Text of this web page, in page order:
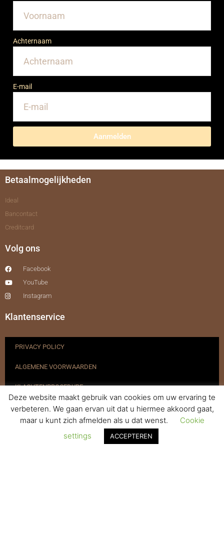
Achternaam
E-mail
Aanmelden
Betaalmogelijkheden
Ideal
Bancontact
Creditcard
Volg ons
Facebook
YouTube
Instagram
Klantenservice
PRIVACY POLICY
ALGEMENE VOORWAARDEN
KLACHTENPROCEDURE
VERZENDEN & RETOURNEREN
Deze website maakt gebruik van cookies om uw ervaring te
verbeteren. We gaan ervan uit dat u hiermee akkoord gaat,
maar u kunt zich afmelden als u dat wenst.
Cookie
settings
ACCEPTEREN